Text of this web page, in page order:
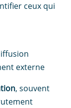
ceux qui
externe
, souvent